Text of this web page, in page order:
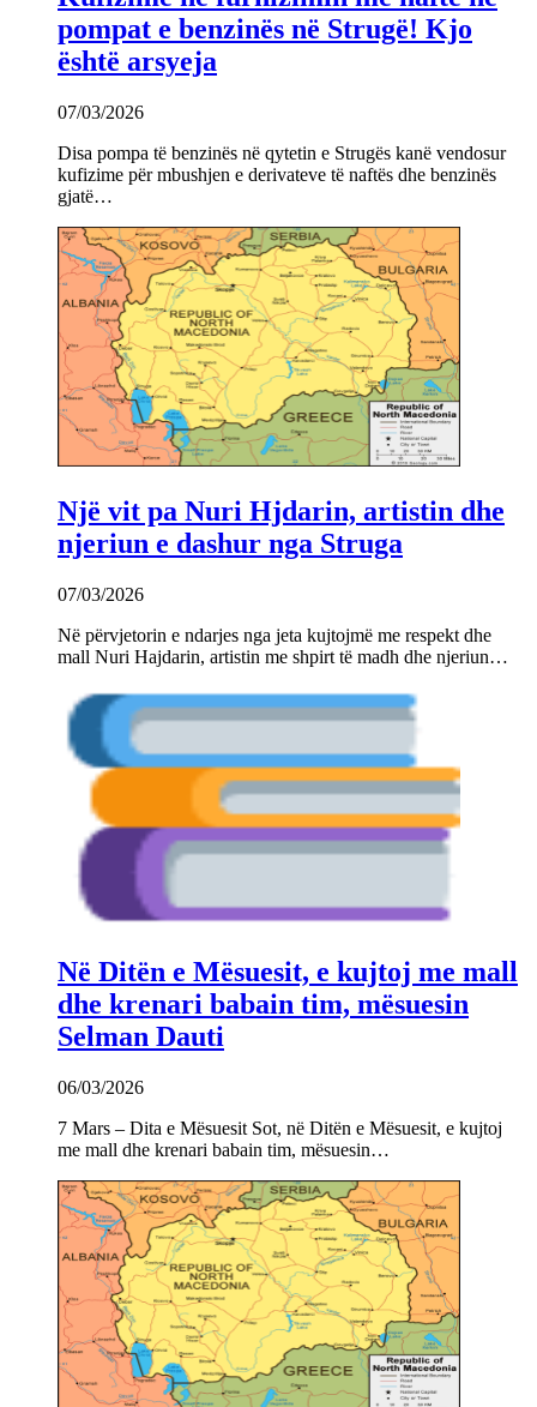
pompat e benzinës në Strugë! Kjo
është arsyeja
07/03/2026
Disa pompa të benzinës në qytetin e Strugës kanë vendosur
kufizime për mbushjen e derivateve të naftës dhe benzinës
gjatë…
Një vit pa Nuri Hjdarin, artistin dhe
njeriun e dashur nga Struga
07/03/2026
Në përvjetorin e ndarjes nga jeta kujtojmë me respekt dhe
mall Nuri Hajdarin, artistin me shpirt të madh dhe njeriun…
Në Ditën e Mësuesit, e kujtoj me mall
dhe krenari babain tim, mësuesin
Selman Dauti
06/03/2026
7 Mars – Dita e Mësuesit Sot, në Ditën e Mësuesit, e kujtoj
me mall dhe krenari babain tim, mësuesin…